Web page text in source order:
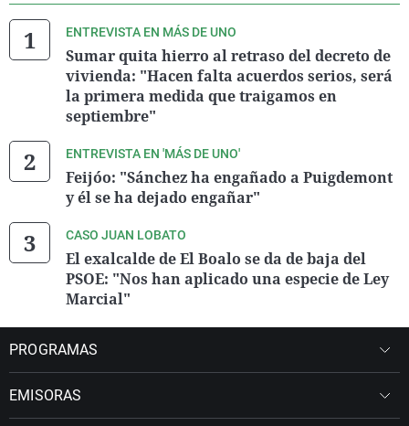
ENTREVISTA EN MÁS DE UNO
Sumar quita hierro al retraso del decreto de
vivienda: "Hacen falta acuerdos serios, será
la primera medida que traigamos en
septiembre"
ENTREVISTA EN 'MÁS DE UNO'
Feijóo: "Sánchez ha engañado a Puigdemont
y él se ha dejado engañar"
CASO JUAN LOBATO
El exalcalde de El Boalo se da de baja del
PSOE: "Nos han aplicado una especie de Ley
Marcial"
PROGRAMAS
EMISORAS